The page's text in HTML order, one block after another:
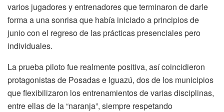
varios jugadores y entrenadores que terminaron de darle
forma a una sonrisa que había iniciado a principios de
junio con el regreso de las prácticas presenciales pero
individuales.
La prueba piloto fue realmente positiva, así coincidieron
protagonistas de Posadas e Iguazú, dos de los municipios
que flexibilizaron los entrenamientos de varias disciplinas,
entre ellas de la “naranja”, siempre respetando